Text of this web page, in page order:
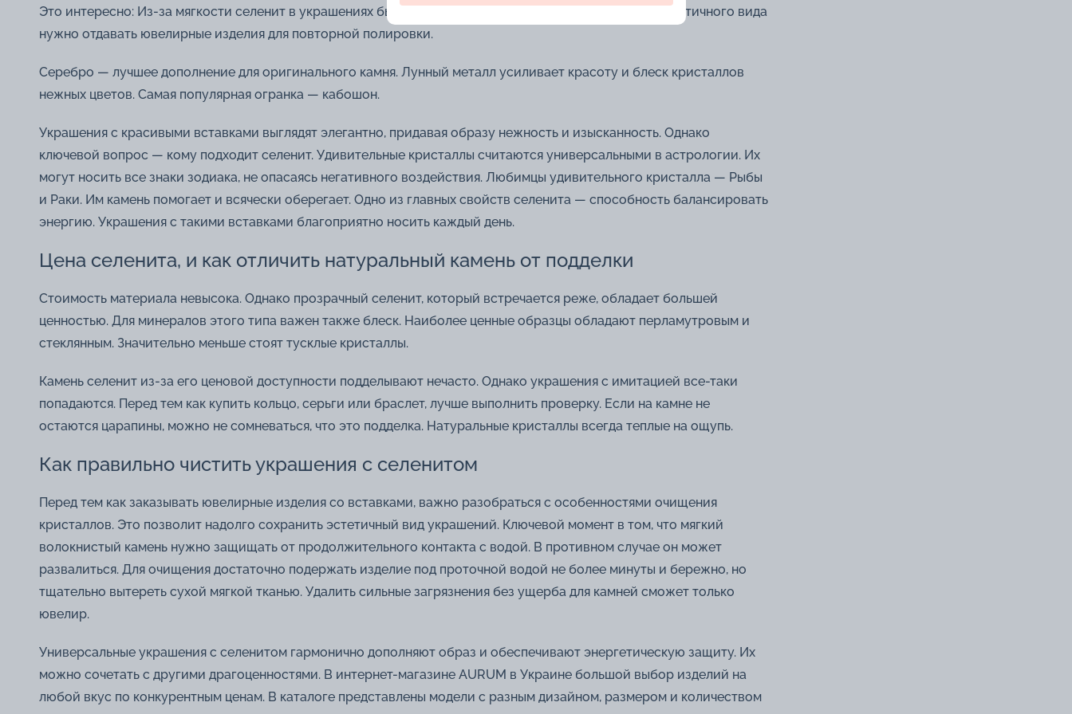
Это интересно: Из-за мягкости селенит в украшениях быстро изнашивается. Для поддержания его эстетичного вида
нужно отдавать ювелирные изделия для повторной полировки.
Серебро — лучшее дополнение для оригинального камня. Лунный металл усиливает красоту и блеск кристаллов
нежных цветов. Самая популярная огранка — кабошон.
Украшения с красивыми вставками выглядят элегантно, придавая образу нежность и изысканность. Однако
ключевой вопрос — кому подходит селенит. Удивительные кристаллы считаются универсальными в астрологии. Их
могут носить все знаки зодиака, не опасаясь негативного воздействия. Любимцы удивительного кристалла — Рыбы
и Раки. Им камень помогает и всячески оберегает. Одно из главных свойств селенита — способность балансировать
энергию. Украшения с такими вставками благоприятно носить каждый день.
Цена селенита, и как отличить натуральный камень от подделки
Стоимость материала невысока. Однако прозрачный селенит, который встречается реже, обладает большей
ценностью. Для минералов этого типа важен также блеск. Наиболее ценные образцы обладают перламутровым и
стеклянным. Значительно меньше стоят тусклые кристаллы.
Камень селенит из-за его ценовой доступности подделывают нечасто. Однако украшения с имитацией все-таки
попадаются. Перед тем как купить кольцо, серьги или браслет, лучше выполнить проверку. Если на камне не
остаются царапины, можно не сомневаться, что это подделка. Натуральные кристаллы всегда теплые на ощупь.
Как правильно чистить украшения с селенитом
Перед тем как заказывать ювелирные изделия со вставками, важно разобраться с особенностями очищения
кристаллов. Это позволит надолго сохранить эстетичный вид украшений. Ключевой момент в том, что мягкий
волокнистый камень нужно защищать от продолжительного контакта с водой. В противном случае он может
развалиться. Для очищения достаточно подержать изделие под проточной водой не более минуты и бережно, но
тщательно вытереть сухой мягкой тканью. Удалить сильные загрязнения без ущерба для камней сможет только
ювелир.
Универсальные украшения с селенитом гармонично дополняют образ и обеспечивают энергетическую защиту. Их
можно сочетать с другими драгоценностями. В интернет-магазине AURUM в Украине большой выбор изделий на
любой вкус по конкурентным ценам. В каталоге представлены модели с разным дизайном, размером и количеством